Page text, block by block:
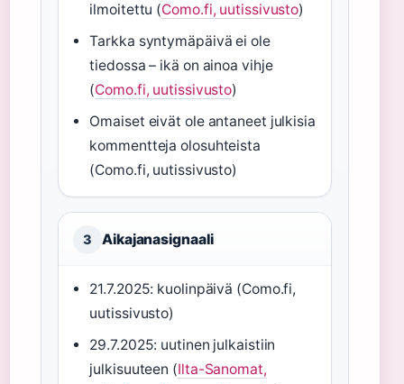
ilmoitettu (Como.fi, uutissivusto)
Tarkka syntymäpäivä ei ole
tiedossa – ikä on ainoa vihje
(Como.fi, uutissivusto)
Omaiset eivät ole antaneet julkisia
kommentteja olosuhteista
(Como.fi, uutissivusto)
3 Aikajanasignaali
21.7.2025: kuolinpäivä (Como.fi,
uutissivusto)
29.7.2025: uutinen julkaistiin
julkisuuteen (Ilta-Sanomat,